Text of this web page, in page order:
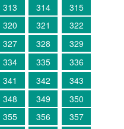
313 314
315
320 321
322
327 328
329
334 335
336
341 342
343
348 349
350
355 356 357